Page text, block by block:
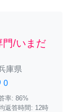
門/いまだ
庫県
0
率: 86%
返答時間: 12時